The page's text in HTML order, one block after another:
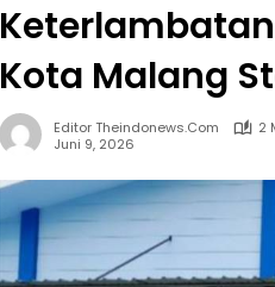
Kota Malang
Editor Theindonews.com
2
Juni 9, 2026